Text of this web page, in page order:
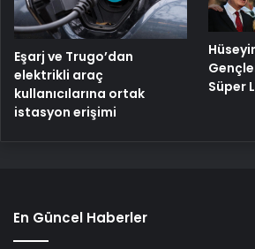
Eşarj ve Trugo’dan
elektrikli araç
kullanıcılarına ortak
istasyon erişimi
Süper
En Güncel Haberler